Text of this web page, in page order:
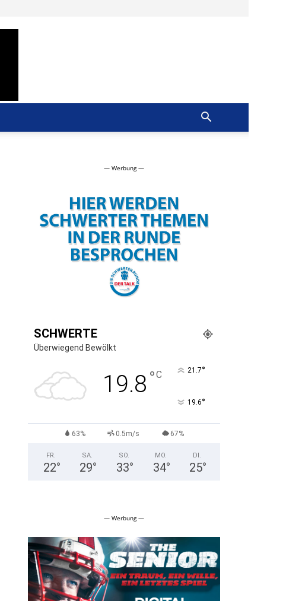
— Werbung —
SCHWERTE
Überwiegend Bewölkt
19.8 °C 21.7°
19.6°
63% 0.5m/s 67%
FR.
22°
SA.
29°
SO.
33°
MO.
34°
DI.
25°
— Werbung —